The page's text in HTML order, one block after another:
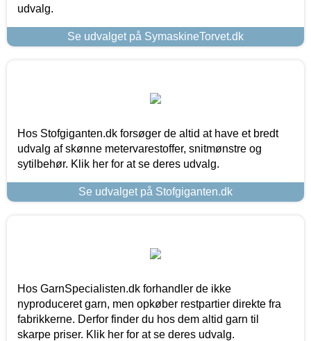
udvalg.
Se udvalget på SymaskineTorvet.dk
Hos Stofgiganten.dk forsøger de altid at have et bredt
udvalg af skønne metervarestoffer, snitmønstre og
sytilbehør. Klik her for at se deres udvalg.
Se udvalget på Stofgiganten.dk
Hos GarnSpecialisten.dk forhandler de ikke
nyproduceret garn, men opkøber restpartier direkte fra
fabrikkerne. Derfor finder du hos dem altid garn til
skarpe priser. Klik her for at se deres udvalg.